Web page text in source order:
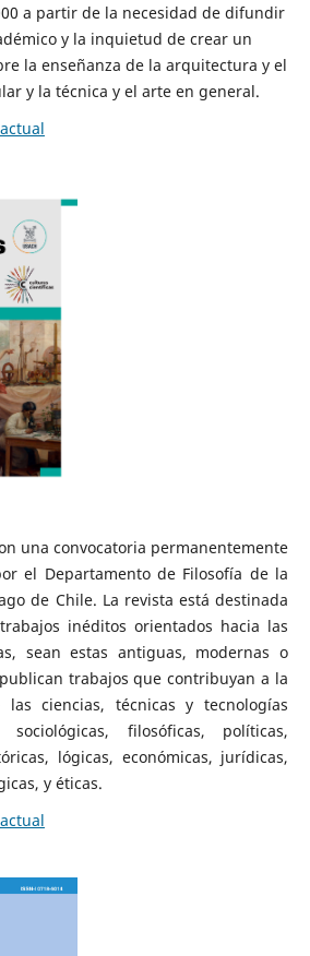
a partir de la necesidad de difundir
y la inquietud de crear un
la enseñanza de la arquitectura y el
y la técnica y el arte en general.
una convocatoria permanentemente
el Departamento de Filosofía de la
de Chile. La revista está destinada
inéditos orientados hacia las
sean estas antiguas, modernas o
trabajos que contribuyan a la
las ciencias, técnicas y tecnologías
sociológicas, filosóficas, políticas,
lógicas, económicas, jurídicas,
y éticas.